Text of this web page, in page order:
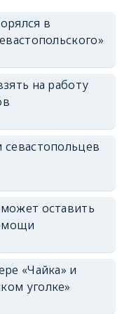
в
на работу
севастопольцев
оставить
«Чайка» и
уголке»